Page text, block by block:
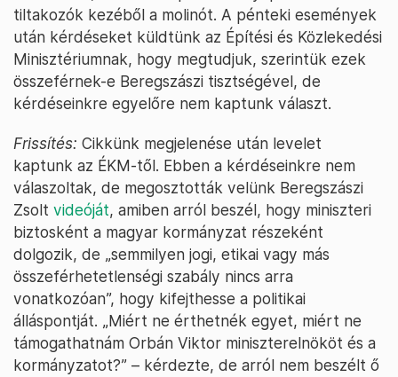
tiltakozók kezéből a molinót. A pénteki események
után kérdéseket küldtünk az Építési és Közlekedési
Minisztériumnak, hogy megtudjuk, szerintük ezek
összeférnek-e Beregszászi tisztségével, de
kérdéseinkre egyelőre nem kaptunk választ.
Frissítés: Cikkünk megjelenése után levelet
kaptunk az ÉKM-től. Ebben a kérdéseinkre nem
válaszoltak, de megosztották velünk Beregszászi
Zsolt videóját, amiben arról beszél, hogy miniszteri
biztosként a magyar kormányzat részeként
dolgozik, de „semmilyen jogi, etikai vagy más
összeférhetetlenségi szabály nincs arra
vonatkozóan”, hogy kifejthesse a politikai
álláspontját. „Miért ne érthetnék egyet, miért ne
támogathatnám Orbán Viktor miniszterelnököt és a
kormányzatot?” – kérdezte, de arról nem beszélt ő